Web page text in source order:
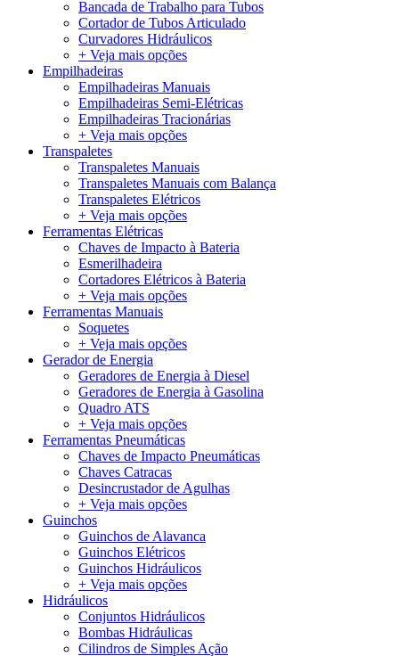
Bancada de Trabalho para Tubos
Cortador de Tubos Articulado
Curvadores Hidráulicos
+ Veja mais opções
Empilhadeiras
Empilhadeiras Manuais
Empilhadeiras Semi-Elétricas
Empilhadeiras Tracionárias
+ Veja mais opções
Transpaletes
Transpaletes Manuais
Transpaletes Manuais com Balança
Transpaletes Elétricos
+ Veja mais opções
Ferramentas Elétricas
Chaves de Impacto à Bateria
Esmerilhadeira
Cortadores Elétricos à Bateria
+ Veja mais opções
Ferramentas Manuais
Soquetes
+ Veja mais opções
Gerador de Energia
Geradores de Energia à Diesel
Geradores de Energia à Gasolina
Quadro ATS
+ Veja mais opções
Ferramentas Pneumáticas
Chaves de Impacto Pneumáticas
Chaves Catracas
Desincrustador de Agulhas
+ Veja mais opções
Guinchos
Guinchos de Alavanca
Guinchos Elétricos
Guinchos Hidráulicos
+ Veja mais opções
Hidráulicos
Conjuntos Hidráulicos
Bombas Hidráulicas
Cilindros de Simples Ação